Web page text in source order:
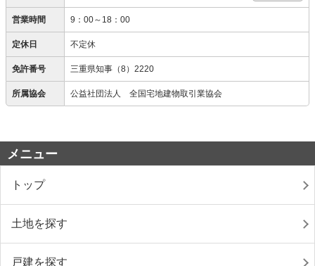
営業時間 9：00～18：00
定休日 不定休
免許番号 三重県知事（8）2220
所属協会 公益社団法人 全国宅地建物取引業協会
メニュー
トップ
土地を探す
戸建を探す